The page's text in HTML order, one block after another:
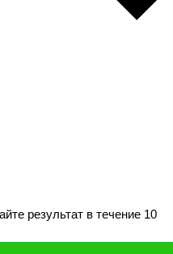
результат в течение 10